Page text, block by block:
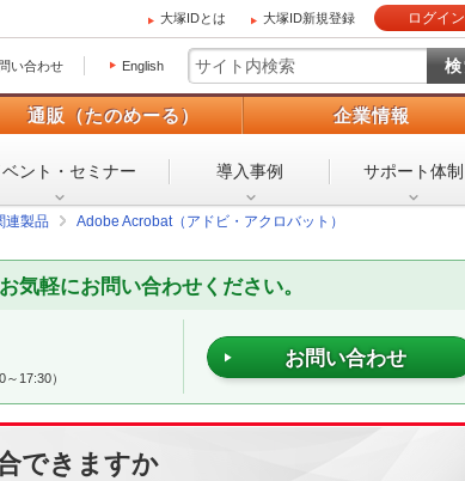
大塚IDとは 大塚ID新規登録 ログイン
い合わせ English
通販（たのめーる） 企業情報
ント・ セミナー 導入事例 サポート体制
連製品
Adobe Acrobat（アドビ・アクロバット）
気軽にお問い合わせください。
17:30）
お問い合わせ
できますか